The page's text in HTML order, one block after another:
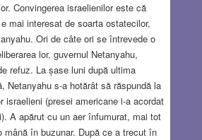
Convingerea israelienilor este că
mai interesat de soarta ostatecilor,
Ori de câte ori se întrevede o
lor, guvernul Netanyahu,
refuz. La șase luni după ultima
Netanyahu s-a hotărât să răspundă la
israelieni (presei americane i-a acordat
A apărut cu un aer înfumurat, mai tot
mână în buzunar. După ce a trecut în